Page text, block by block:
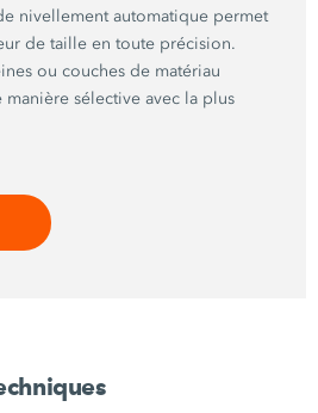
nivellement automatique permet
de taille en toute précision.
ou couches de matériau
sélective avec la plus